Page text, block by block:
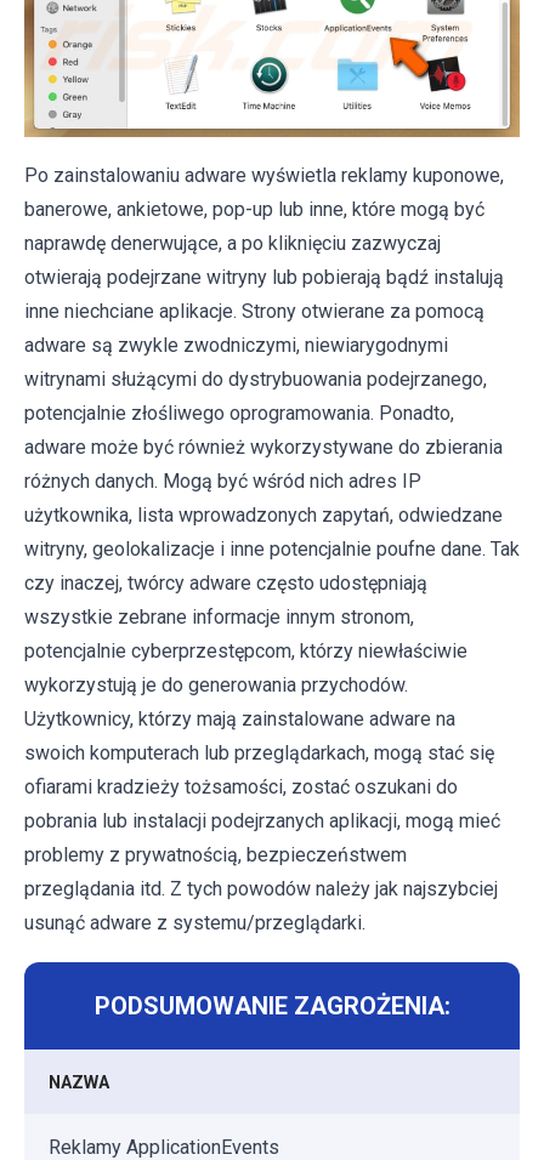
Po zainstalowaniu adware wyświetla reklamy kuponowe,
banerowe, ankietowe, pop-up lub inne, które mogą być
naprawdę denerwujące, a po kliknięciu zazwyczaj
otwierają podejrzane witryny lub pobierają bądź instalują
inne niechciane aplikacje. Strony otwierane za pomocą
adware są zwykle zwodniczymi, niewiarygodnymi
witrynami służącymi do dystrybuowania podejrzanego,
potencjalnie złośliwego oprogramowania. Ponadto,
adware może być również wykorzystywane do zbierania
różnych danych. Mogą być wśród nich adres IP
użytkownika, lista wprowadzonych zapytań, odwiedzane
witryny, geolokalizacje i inne potencjalnie poufne dane. Tak
czy inaczej, twórcy adware często udostępniają
wszystkie zebrane informacje innym stronom,
potencjalnie cyberprzestępcom, którzy niewłaściwie
wykorzystują je do generowania przychodów.
Użytkownicy, którzy mają zainstalowane adware na
swoich komputerach lub przeglądarkach, mogą stać się
ofiarami kradzieży tożsamości, zostać oszukani do
pobrania lub instalacji podejrzanych aplikacji, mogą mieć
problemy z prywatnością, bezpieczeństwem
przeglądania itd. Z tych powodów należy jak najszybciej
usunąć adware z systemu/przeglądarki.
PODSUMOWANIE ZAGROŻENIA:
NAZWA
Reklamy ApplicationEvents